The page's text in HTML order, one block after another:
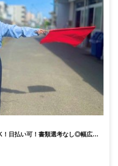
！日払い可！書類選考なし◎幅広い
♪